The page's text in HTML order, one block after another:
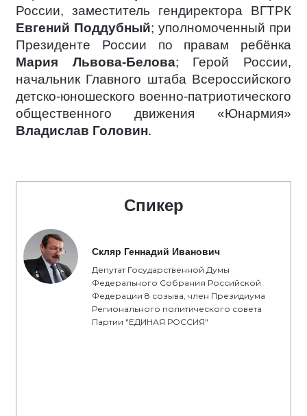
России, заместитель гендиректора ВГТРК
Евгений Поддубный; уполномоченный при
Президенте России по правам ребёнка
Мария Львова-Белова; Герой России,
начальник Главного штаба Всероссийского
детско-юношеского военно-патриотического
общественного движения «Юнармия»
Владислав Головин.
Спикер
Скляр Геннадий Иванович
Депутат Государственной Думы
Федерального Собрания Российской
Федерации 8 созыва, член Президиума
Регионального политического совета
Партии "ЕДИНАЯ РОССИЯ"